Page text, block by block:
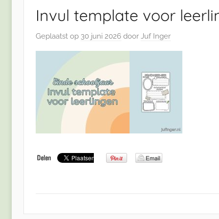
Invul template voor
Geplaatst op 30 juni 2026 door Juf Inger